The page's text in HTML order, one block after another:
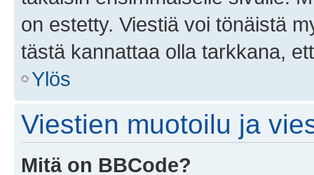
on estetty. Viestiä voi tönäistä
tästä kannattaa olla tarkkana,
Ylös
Viestien muotoilu ja
Mitä on BBCode?